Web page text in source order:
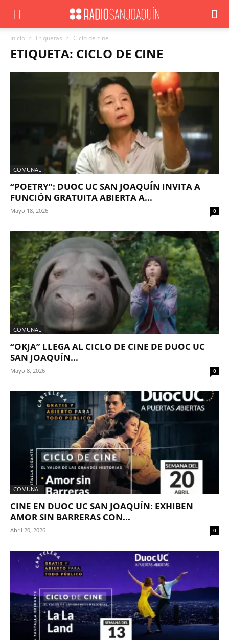
Inicio Etiquetas Ciclo de cine
ETIQUETA: CICLO DE CINE
COMUNAL
“POETRY”: DUOC UC SAN JOAQUÍN INVITA A
FUNCIÓN GRATUITA ABIERTA A...
Mayo 18, 2026 0
COMUNAL
“OKJA” LLEGA AL CICLO DE CINE DE DUOC UC
SAN JOAQUÍN...
Mayo 8, 2026 0
COMUNAL
CINE EN DUOC UC SAN JOAQUÍN: EXHIBEN
AMOR SIN BARRERAS CON...
Abril 20, 2026 0